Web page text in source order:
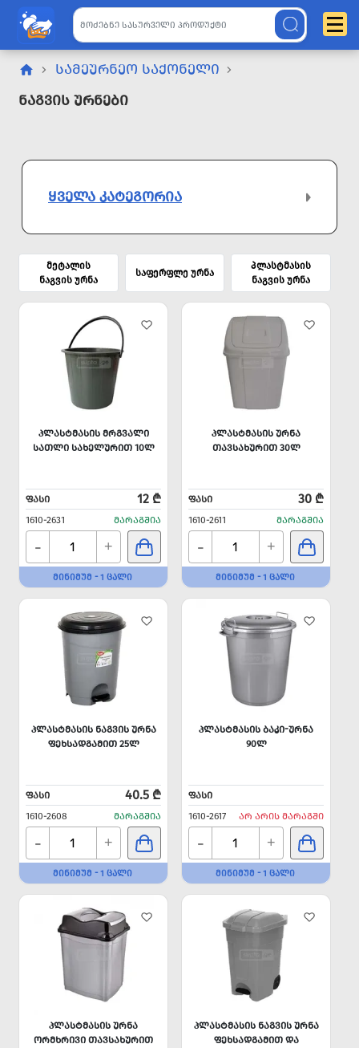
ᲡᲐᲛᲔᲣᲠᲜᲔᲝ ᲡᲐᲥᲝᲜᲔᲚᲘ
Ნაგვის Ურნები
ᲧᲕᲔᲚᲐ ᲙᲐᲢᲔᲒᲝᲠᲘᲐ
მეტალის
ნაგვის ურნა
საფერფლე ურნა
პლასტმასის
ნაგვის ურნა
ᲞᲚᲐᲡᲢᲛᲐᲡᲘᲡ ᲛᲠᲒᲕᲐᲚᲘ
ᲡᲐᲗᲚᲘ ᲡᲐᲮᲔᲚᲣᲠᲘᲗ 10Ლ
ᲤᲐᲡᲘ 12 ₾
1610-2631 ᲛᲐᲠᲐᲒᲨᲘᲐ
- +
ᲛᲘᲜᲘᲛᲣᲛ - 1 ᲪᲐᲚᲘ
ᲞᲚᲐᲡᲢᲛᲐᲡᲘᲡ ᲣᲠᲜᲐ
ᲗᲐᲕᲡᲐᲮᲣᲠᲘᲗ 30Ლ
ᲤᲐᲡᲘ 30 ₾
1610-2611 ᲛᲐᲠᲐᲒᲨᲘᲐ
- +
ᲛᲘᲜᲘᲛᲣᲛ - 1 ᲪᲐᲚᲘ
ᲞᲚᲐᲡᲢᲛᲐᲡᲘᲡ ᲜᲐᲒᲕᲘᲡ ᲣᲠᲜᲐ
ᲤᲔᲮᲡᲐᲓᲒᲐᲛᲘᲗ 25Ლ
ᲤᲐᲡᲘ 40.5 ₾
1610-2608 ᲛᲐᲠᲐᲒᲨᲘᲐ
- +
ᲛᲘᲜᲘᲛᲣᲛ - 1 ᲪᲐᲚᲘ
ᲞᲚᲐᲡᲢᲛᲐᲡᲘᲡ ᲑᲐᲙᲘ-ᲣᲠᲜᲐ
90Ლ
ᲤᲐᲡᲘ
1610-2617
ᲐᲠ ᲐᲠᲘᲡ ᲛᲐᲠᲐᲒᲨᲘ
- +
ᲛᲘᲜᲘᲛᲣᲛ - 1 ᲪᲐᲚᲘ
ᲞᲚᲐᲡᲢᲛᲐᲡᲘᲡ ᲣᲠᲜᲐ
ᲝᲠᲛᲮᲠᲘᲕᲘ ᲗᲐᲕᲡᲐᲮᲣᲠᲘᲗ
ᲞᲚᲐᲡᲢᲛᲐᲡᲘᲡ ᲜᲐᲒᲕᲘᲡ ᲣᲠᲜᲐ
ᲤᲔᲮᲡᲐᲓᲒᲐᲛᲘᲗ ᲓᲐ